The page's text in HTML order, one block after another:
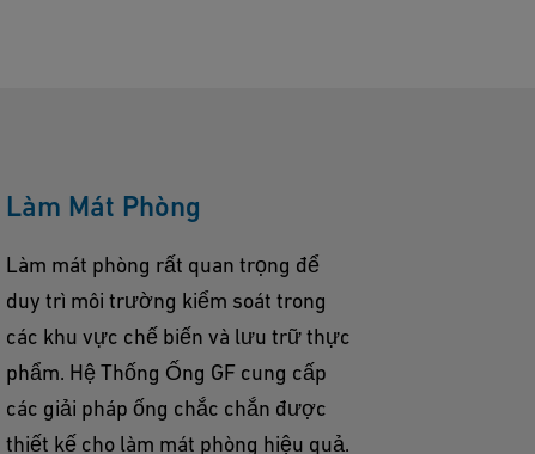
Làm Mát Phòng
Làm mát phòng rất quan trọng để
duy trì môi trường kiểm soát trong
các khu vực chế biến và lưu trữ thực
phẩm. Hệ Thống Ống GF cung cấp
các giải pháp ống chắc chắn được
thiết kế cho làm mát phòng hiệu quả.